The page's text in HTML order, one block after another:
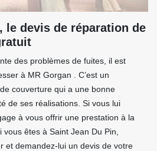
le devis de réparation de
des problèmes de fuites, il est
à MR Gorgan . C’est un
couverture qui a une bonne
de ses réalisations. Si vous lui
à vous offrir une prestation à la
êtes à Saint Jean Du Pin,
et demandez-lui un devis de votre